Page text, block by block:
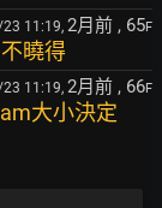
11:19, 2月前 , 65F
曉得
11:19, 2月前 , 66F
大小決定